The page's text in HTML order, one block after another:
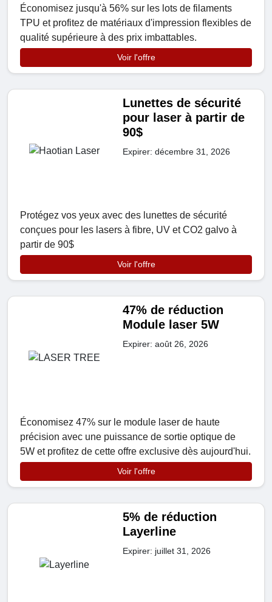
Économisez jusqu'à 56% sur les lots de filaments
TPU et profitez de matériaux d'impression flexibles de
qualité supérieure à des prix imbattables.
Voir l'offre
Lunettes de sécurité
pour laser à partir de
90$
Expirer: décembre 31, 2026
Protégez vos yeux avec des lunettes de sécurité
conçues pour les lasers à fibre, UV et CO2 galvo à
partir de 90$
Voir l'offre
47% de réduction
Module laser 5W
Expirer: août 26, 2026
Économisez 47% sur le module laser de haute
précision avec une puissance de sortie optique de
5W et profitez de cette offre exclusive dès aujourd'hui.
Voir l'offre
5% de réduction
Layerline
Expirer: juillet 31, 2026